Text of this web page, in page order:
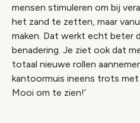
mensen stimuleren om bij
het zand te zetten, maar
maken. Dat werkt echt beter
benadering. Je ziet ook dat
totaal nieuwe rollen
kantoormuis ineens trots met
Mooi om te zien!’